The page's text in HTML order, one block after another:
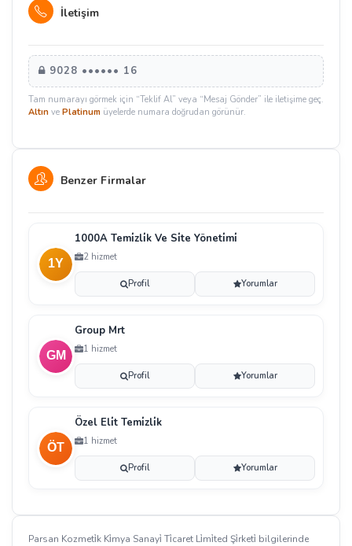
İletişim
9028 •••••• 16
Tam numarayı görmek için “Teklif Al” veya “Mesaj Gönder” ile iletişime geç.
Altın ve Platinum üyelerde numara doğrudan görünür.
Benzer Firmalar
1000A Temi̇zli̇k Ve Si̇te Yöneti̇mi̇
2 hizmet
Profil Yorumlar
Group Mrt
1 hizmet
Profil Yorumlar
Özel Eli̇t Temi̇zli̇k
1 hizmet
Profil Yorumlar
Parsan Kozmeti̇k Ki̇mya Sanayi̇ Ti̇caret Li̇mi̇ted Şi̇rketi̇ bilgilerinde